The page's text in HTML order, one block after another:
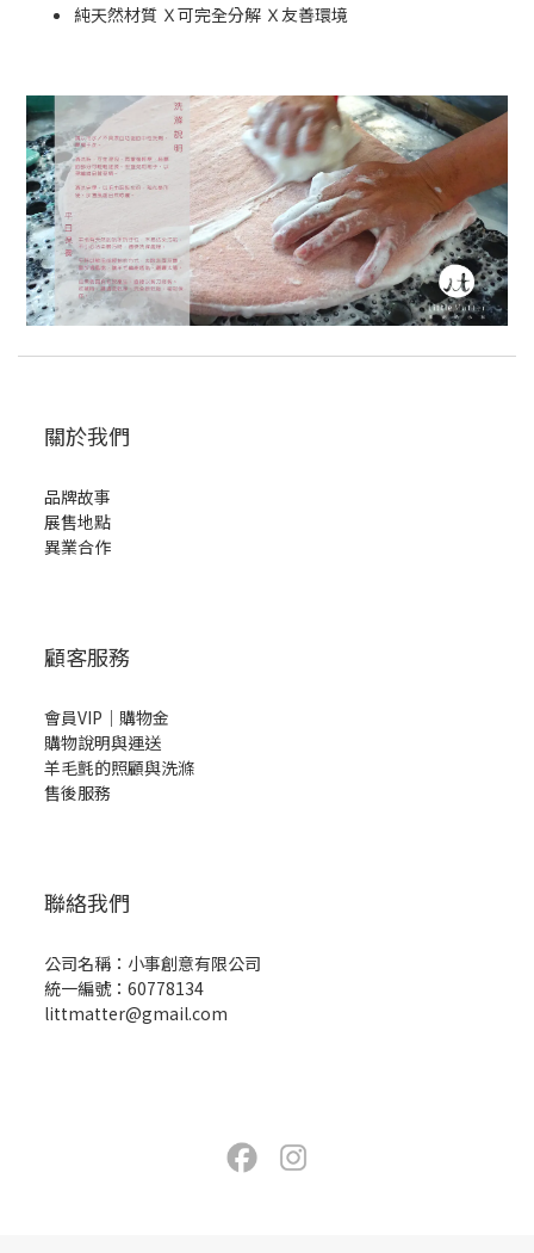
純天然材質 Ｘ可完全分解 Ｘ友善環境
關於我們
品牌故事
展售地點
異業合作
顧客服務
會員VIP｜購物金
購物說明與運送
羊毛氈的照顧與洗滌
售後服務
聯絡我們
公司名稱：小事創意有限公司
統一編號：60778134
littmatter@gmail.com